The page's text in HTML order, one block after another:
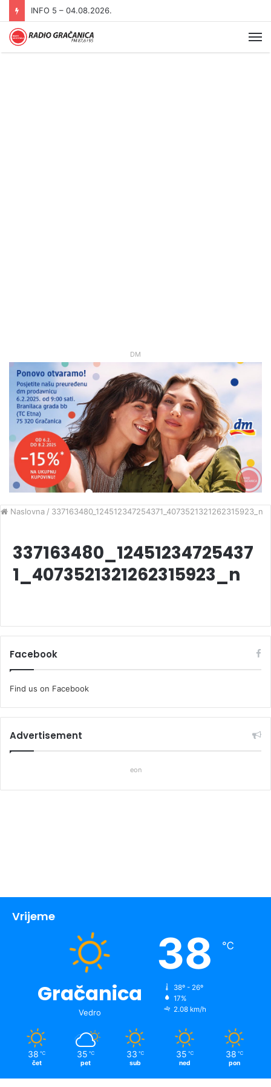
INFO 5 – 03.08.2026
DM
Naslovna / 337163480_124512347254371_4073521321262315923_n
337163480_12451234725437
1_4073521321262315923_n
Facebook
Find us on Facebook
Advertisement
eon
Vrijeme
Gračanica
Vedro
38 ℃
38º - 26º
17%
2.08 km/h
38 ℃
čet
35 ℃
pet
33 ℃
sub
35 ℃
ned
38 ℃
pon